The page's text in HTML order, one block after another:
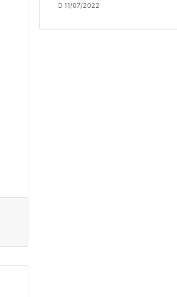
11/07/2022